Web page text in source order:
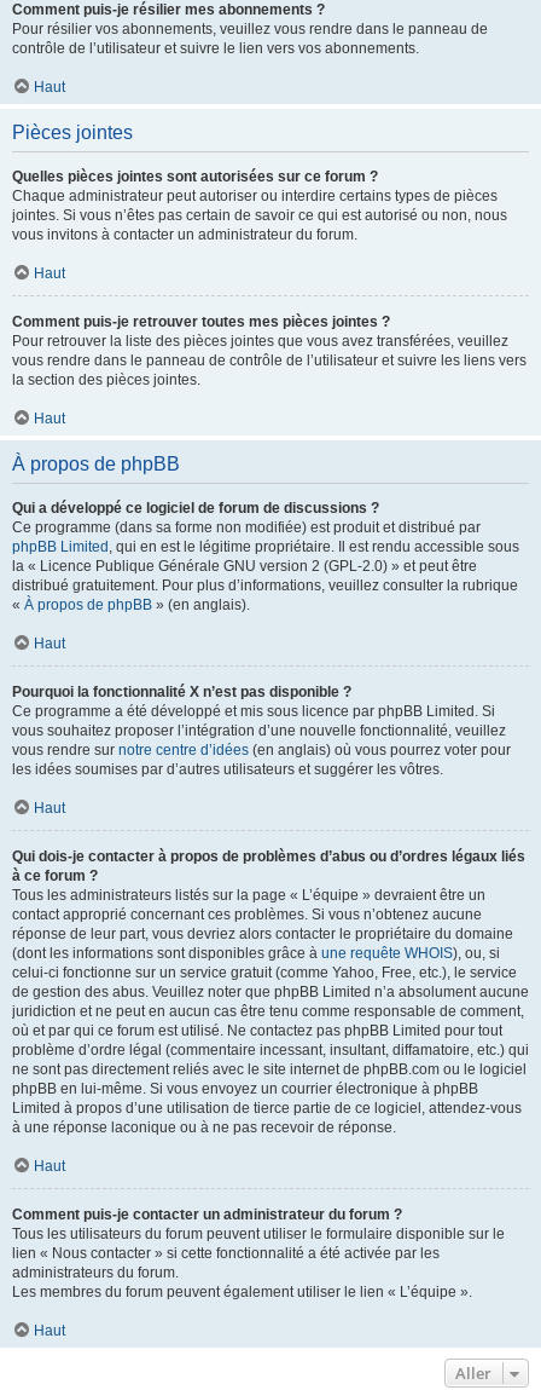
Comment puis-je résilier mes abonnements ?
Pour résilier vos abonnements, veuillez vous rendre dans le panneau de
contrôle de l’utilisateur et suivre le lien vers vos abonnements.
Haut
Pièces jointes
Quelles pièces jointes sont autorisées sur ce forum ?
Chaque administrateur peut autoriser ou interdire certains types de pièces
jointes. Si vous n’êtes pas certain de savoir ce qui est autorisé ou non, nous
vous invitons à contacter un administrateur du forum.
Haut
Comment puis-je retrouver toutes mes pièces jointes ?
Pour retrouver la liste des pièces jointes que vous avez transférées, veuillez
vous rendre dans le panneau de contrôle de l’utilisateur et suivre les liens vers
la section des pièces jointes.
Haut
À propos de phpBB
Qui a développé ce logiciel de forum de discussions ?
Ce programme (dans sa forme non modifiée) est produit et distribué par
phpBB Limited , qui en est le légitime propriétaire. Il est rendu accessible sous
la « Licence Publique Générale GNU version 2 (GPL-2.0) » et peut être
distribué gratuitement. Pour plus d’informations, veuillez consulter la rubrique
« À propos de phpBB » (en anglais).
Haut
Pourquoi la fonctionnalité X n’est pas disponible ?
Ce programme a été développé et mis sous licence par phpBB Limited. Si
vous souhaitez proposer l’intégration d’une nouvelle fonctionnalité, veuillez
vous rendre sur notre centre d’idées (en anglais) où vous pourrez voter pour
les idées soumises par d’autres utilisateurs et suggérer les vôtres.
Haut
Qui dois-je contacter à propos de problèmes d’abus ou d’ordres légaux liés
à ce forum ?
Tous les administrateurs listés sur la page « L’équipe » devraient être un
contact approprié concernant ces problèmes. Si vous n’obtenez aucune
réponse de leur part, vous devriez alors contacter le propriétaire du domaine
(dont les informations sont disponibles grâce à une requête WHOIS), ou, si
celui-ci fonctionne sur un service gratuit (comme Yahoo, Free, etc.), le service
de gestion des abus. Veuillez noter que phpBB Limited n’a absolument aucune
juridiction et ne peut en aucun cas être tenu comme responsable de comment,
où et par qui ce forum est utilisé. Ne contactez pas phpBB Limited pour tout
problème d’ordre légal (commentaire incessant, insultant, diffamatoire, etc.) qui
ne sont pas directement reliés avec le site internet de phpBB.com ou le logiciel
phpBB en lui-même. Si vous envoyez un courrier électronique à phpBB
Limited à propos d’une utilisation de tierce partie de ce logiciel, attendez-vous
à une réponse laconique ou à ne pas recevoir de réponse.
Haut
Comment puis-je contacter un administrateur du forum ?
Tous les utilisateurs du forum peuvent utiliser le formulaire disponible sur le
lien « Nous contacter » si cette fonctionnalité a été activée par les
administrateurs du forum.
Les membres du forum peuvent également utiliser le lien « L’équipe ».
Haut
Aller